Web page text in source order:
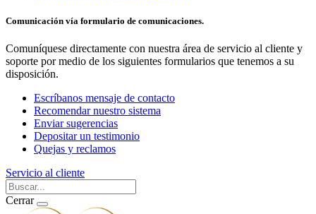
Comunicación vía formulario de comunicaciones.
Comuníquese directamente con nuestra área de servicio al cliente y
soporte por medio de los siguientes formularios que tenemos a su
disposición.
Escríbanos mensaje de contacto
Recomendar nuestro sistema
Enviar sugerencias
Depositar un testimonio
Quejas y reclamos
Servicio al cliente
Cerrar